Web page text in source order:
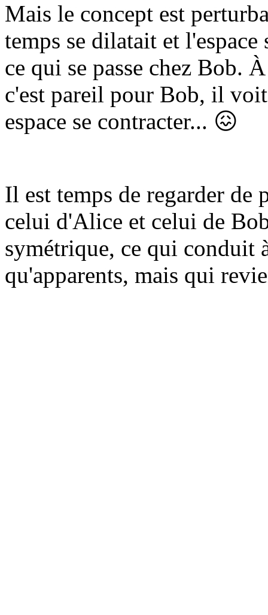
Mais le concept est
temps se dilatait et
ce qui se passe chez Bob.
c'est pareil pour Bob, il
espace se contracter... 😖
Il est temps de regarder de
celui d'Alice et celui de
symétrique, ce qui conduit
qu'apparents, mais qui